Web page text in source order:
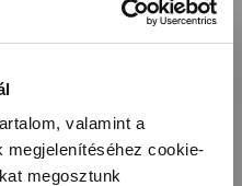
valamint a
cookie-
megosztunk
nadrág
BOLEY
6151501-2